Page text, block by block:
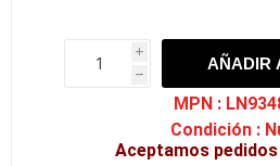
i
h
h
AÑADIR
MPN :
Condición :
Aceptamos